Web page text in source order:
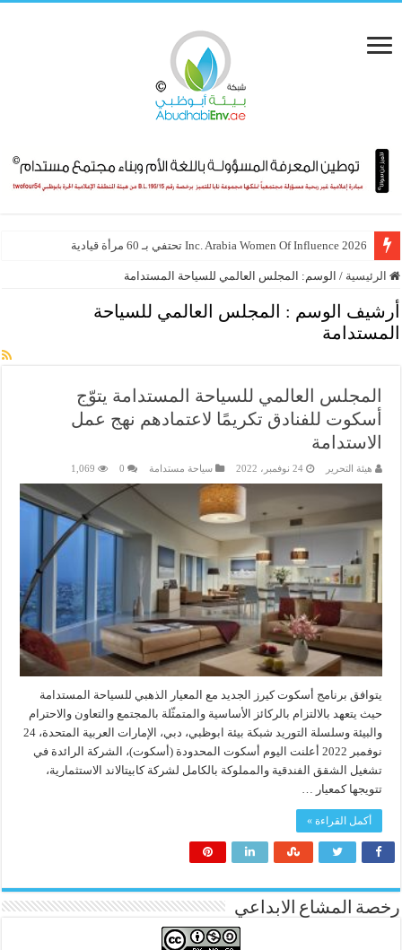
Inc. Arabia Women Of Influence 2026 تحتفي بـ 60 مرأة قيادية
الرئيسية / الوسم: المجلس العالمي للسياحة المستدامة
أرشيف الوسم : المجلس العالمي للسياحة
المستدامة
المجلس العالمي للسياحة المستدامة يتوّج
أسكوت للفنادق تكريمًا لاعتمادهم نهج عمل
الاستدامة
هيئة التحرير 24 نوفمبر، 2022 سياحة مستدامة 0
1,069
يتوافق برنامج أسكوت كيرز الجديد مع المعيار الذهبي للسياحة المستدامة
حيث يتعهد بالالتزام بالركائز الأساسية والمتمثّلة بالمجتمع والتعاون والاحترام
والبيئة وسلسلة التوريد شبكة بيئة ابوظبي، دبي، الإمارات العربية المتحدة، 24
نوفمبر 2022 أعلنت اليوم أسكوت المحدودة (أسكوت)، الشركة الرائدة في
تشغيل الشقق الفندقية والمملوكة بالكامل لشركة كابيتالاند الاستثمارية،
تتويجها كمعيار …
أكمل القراءة »
رخصة المشاع الابداعي